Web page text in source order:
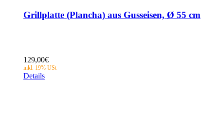
Grillplatte (Plancha) aus Gusseisen, Ø 55 cm
129,00€
Details